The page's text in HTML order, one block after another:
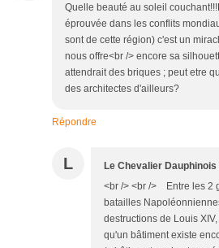
Quelle beauté au soleil
éprouvée dans les conflits
sont de cette région) c'est un
nous offre<br /> encore sa
attendrait des briques ; peut etre
des architectes d'ailleurs?
Répondre
L Le Chevalier Dauphinois
<br /> <br /> Entre les 2
batailles
destructions de Louis
qu'un bâtiment existe